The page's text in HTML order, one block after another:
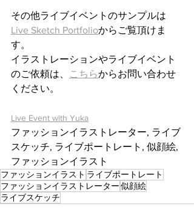
その他ライブイベントのサンプルは
Live Sketch Portfolioからご覧頂けま
す。
イラストレーションやライブイベント
のご依頼は、
こちらからお問い合わせ
ください。
Live Event with Yuka
ファッションイラストレーター, ライブ
スケッチ, ライブポートレート, 似顔絵,
ファッションイラスト
ファッションイラスト ライブポートレート
ファッションイラストレーター似顔絵
ライブスケッチ